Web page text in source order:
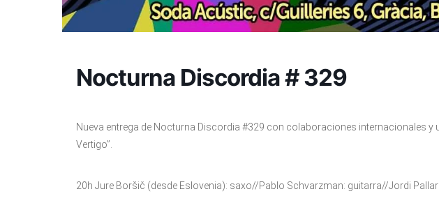
Nocturna Discordia # 329
Nueva entrega de Nocturna Discordia #329 con colaboraciones internacionales y
Vertigo”.
20h Jure Boršič (desde Eslovenia): saxo//Pablo Schvarzman: guitarra//Jordi